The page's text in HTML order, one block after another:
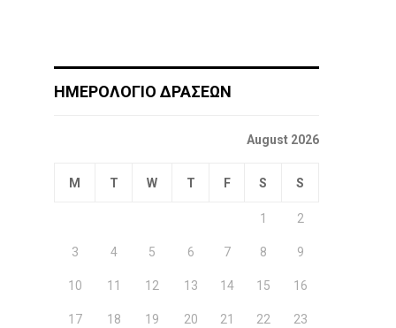
ΗΜΕΡΟΛΟΓΙΟ ΔΡΑΣΕΩΝ
August 2026
M T W T F S S
1 2
3 4 5 6 7 8 9
10 11 12 13 14 15 16
17 18 19 20 21 22 23